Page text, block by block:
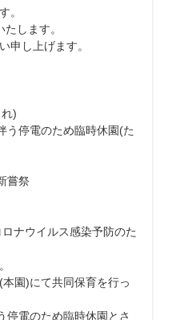
。
します。
申し上げます。
)
停電のため臨時休園(た
嘗祭
ナウイルス感染予防のた
園)にて共同保育を行っ
停電のため臨時休園とさ